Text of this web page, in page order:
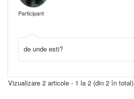
Participant
de unde esti?
Vizualizare 2 articole - 1 la 2 (din 2 în total)